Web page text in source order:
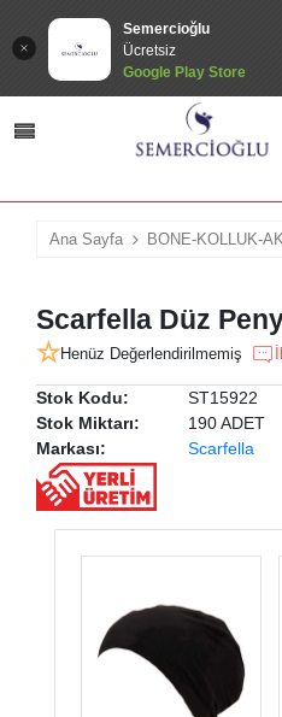
Semercioğlu
Ücretsiz
Google Play Store
Ana Sayfa BONE-KOLLUK-
Scarfella Düz
Henüz Değerlendirilmemiş
Stok Kodu:
ST15922
Stok Miktarı:
190 ADET
Markası:
Scarfella